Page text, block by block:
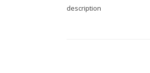
description